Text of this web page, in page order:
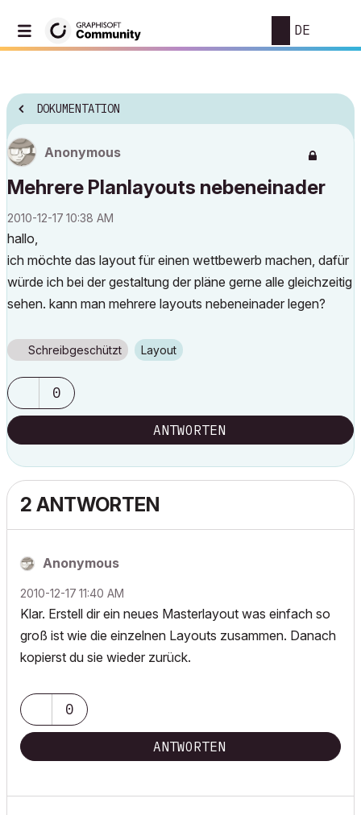
DE
DOKUMENTATION
Anonymous
Mehrere Planlayouts nebeneinader
‎2010-12-17 10:38 AM
hallo,
ich möchte das layout für einen wettbewerb machen, dafür
würde ich bei der gestaltung der pläne gerne alle gleichzeitig
sehen. kann man mehrere layouts nebeneinader legen?
Schreibgeschützt Layout
0
ANTWORTEN
2 ANTWORTEN
Anonymous
‎2010-12-17 11:40 AM
Klar. Erstell dir ein neues Masterlayout was einfach so
groß ist wie die einzelnen Layouts zusammen. Danach
kopierst du sie wieder zurück.
0
ANTWORTEN